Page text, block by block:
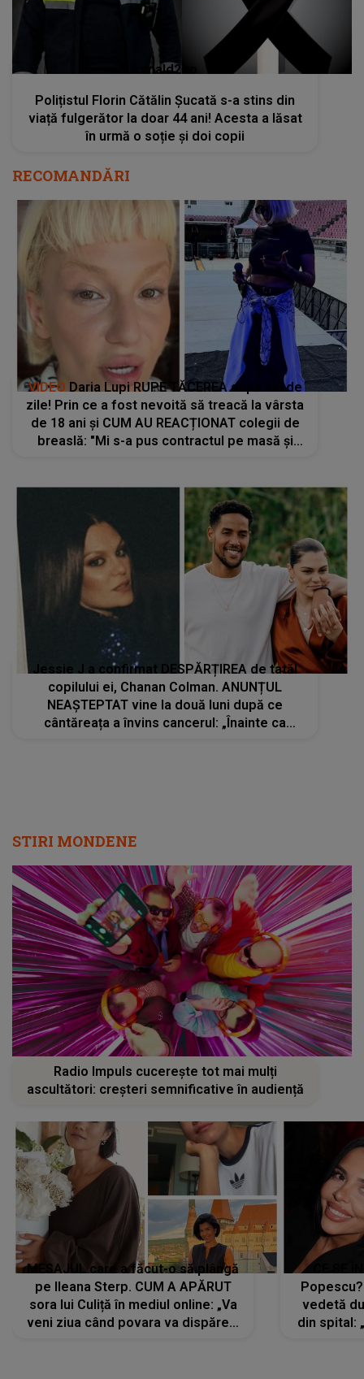
kanald2.ro
Polițistul Florin Cătălin Șucată s-a stins din
viață fulgerător la doar 44 ani! Acesta a lăsat
în urmă o soție și doi copii
RECOMANDĂRI
VIDEO Daria Lupi RUPE TĂCEREA după ani de
zile! Prin ce a fost nevoită să treacă la vârsta
de 18 ani și CUM AU REACȚIONAT colegii de
breaslă: "Mi s-a pus contractul pe masă și
Jessie J a confirmat DESPĂRȚIREA de tatăl
copilului ei, Chanan Colman. ANUNȚUL
NEAȘTEPTAT vine la două luni după ce
cântăreața a învins cancerul: „Înainte ca
STIRI MONDENE
Radio Impuls cucerește tot mai mulți
ascultători: creșteri semnificative în audiență
MESAJUL care a făcut-o să plângă
pe Ileana Sterp. CUM A APĂRUT
sora lui Culiță în mediul online: „Va
veni ziua când povara va dispărea,
vedetă
din spital: